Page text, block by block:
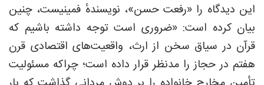
این دیدگاه را «رفعت حسن»، نویسندهٔ فمینیست، چنین
بیان کرده است: «ضروری است توجه داشته باشیم که
قرآن در سیاق سخن از ارث، واقعیت‌های اقتصادی قرن
هفتم در حجاز را مدنظر قرار داده است؛ چراکه مسئولیت